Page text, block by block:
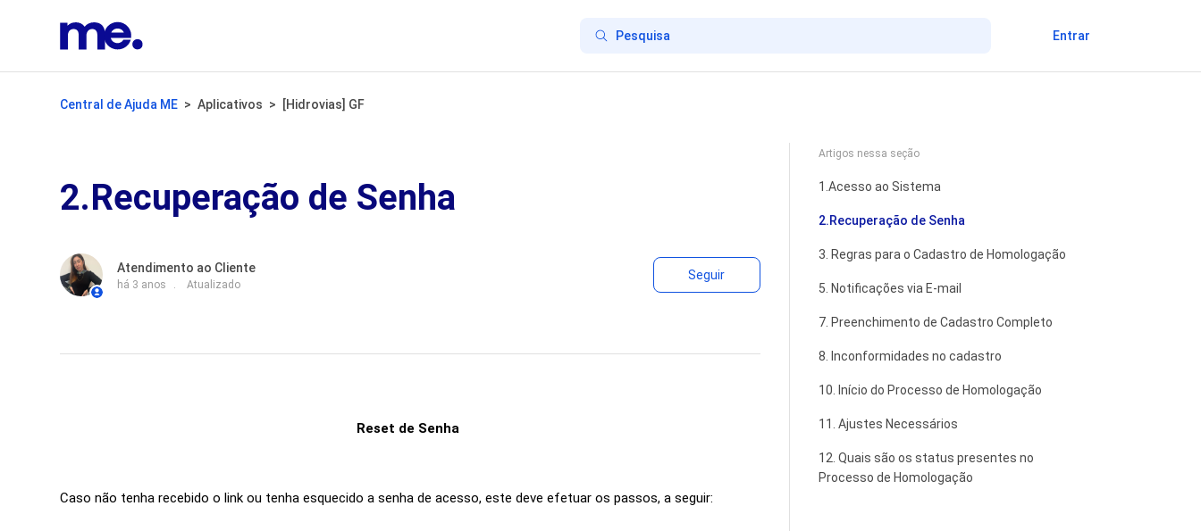
Entrar
Central de Ajuda ME Aplicativos [Hidrovias] GF
Artigos nessa seção
1.Acesso ao Sistema
2.Recuperação de Senha
3. Regras para o Cadastro de Homologação
5. Notificações via E-mail
7. Preenchimento de Cadastro Completo
8. Inconformidades no cadastro
10. Início do Processo de Homologação
11. Ajustes Necessários
12. Quais são os status presentes no
Processo de Homologação
2.Recuperação de Senha
Atendimento ao Cliente
há 3 anos Atualizado
Seguir Ainda não seguido por ninguém
Reset de Senha
Caso não tenha recebido o link ou tenha esquecido a senha de acesso, este deve efetuar os passos, a seguir: